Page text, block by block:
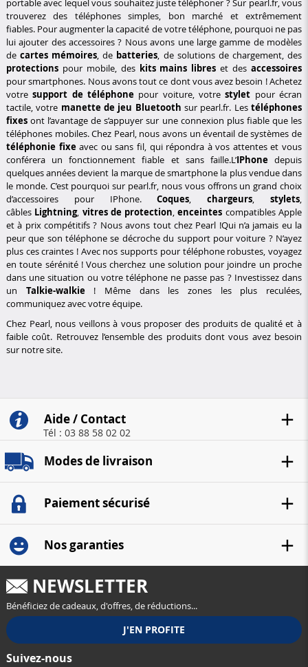
portable avec lequel vous souhaitez juste téléphoner ? Sur pearl.fr, vous
trouverez des téléphones simples, bon marché et extrêmement
fiables. Pour augmenter la capacité de votre téléphone, pourquoi ne pas
lui ajouter des accessoires ? Nous avons une large gamme de modèles
decartes mémoires, de batteries, de solutions de chargement, des
protections pour mobile, deskits mains libres et desaccessoires
pour smartphones. Nous avons tout ce dont vous avez besoin ! Achetez
votresupport de téléphone pour voiture, votrestylet pour écran
tactile, votre manette de jeu Bluetooth sur pearl.fr. Lestéléphones
fixes ont l’avantage de s’appuyer sur une connexion plus fiable que les
téléphones mobiles. Chez Pearl, nous avons un éventail de systèmes de
téléphonie fixe avec ou sans fil, qui répondra à vos attentes et vous
conférera un fonctionnement fiable et sans faille.L’IPhone depuis
quelques années devient la marque de smartphone la plus vendue dans
le monde. C’est pourquoi sur pearl.fr, nous vous offrons un grand choix
d’accessoires pour IPhone.Coques,chargeurs,stylets,
câbles Lightning, vitres de protection,enceintes compatibles Apple
et à prix compétitifs ? Nous avons tout chez Pearl !Qui n’a jamais eu la
peur que son téléphone se décroche du support pour voiture ? N’ayez
plus ces craintes ! Avec nos supports pour téléphone robustes, voyagez
en toute sérénité ! Vous cherchez une solution pour joindre un proche
dans une situation ou votre téléphone ne passe pas ? Investissez dans
un Talkie-walkie ! Même dans les zones les plus reculées,
communiquez avec votre équipe.
Chez Pearl, nous veillons à vous proposer des produits de qualité et à
faible coût. Retrouvez l’ensemble des produits dont vous avez besoin
sur notre site.
Aide / Contact
Tél : 03 88 58 02 02
Modes de livraison
Paiement sécurisé
Nos garanties
NEWSLETTER
Bénéficiez de cadeaux, d'offres, de réductions...
Suivez-nous